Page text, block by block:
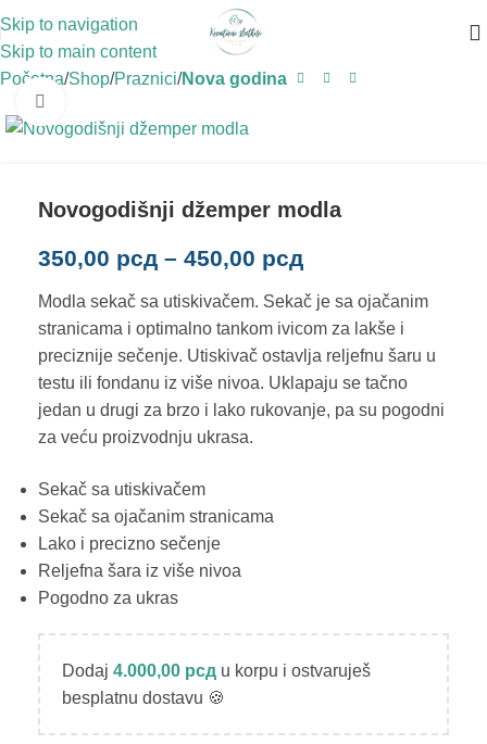
Skip to navigation
Skip to main content
Početna Shop Praznici Nova godina
Novogodišnji džemper modla
350,00 рсд – 450,00 рсд
Modla sekač sa utiskivačem. Sekač je sa ojačanim
stranicama i optimalno tankom ivicom za lakše i
preciznije sečenje. Utiskivač ostavlja reljefnu šaru u
testu ili fondanu iz više nivoa. Uklapaju se tačno
jedan u drugi za brzo i lako rukovanje, pa su pogodni
za veću proizvodnju ukrasa.
Sekač sa utiskivačem
Sekač sa ojačanim stranicama
Lako i precizno sečenje
Reljefna šara iz više nivoa
Pogodno za ukras
Dodaj 4.000,00 рсд u korpu i ostvaruješ
besplatnu dostavu 🍪